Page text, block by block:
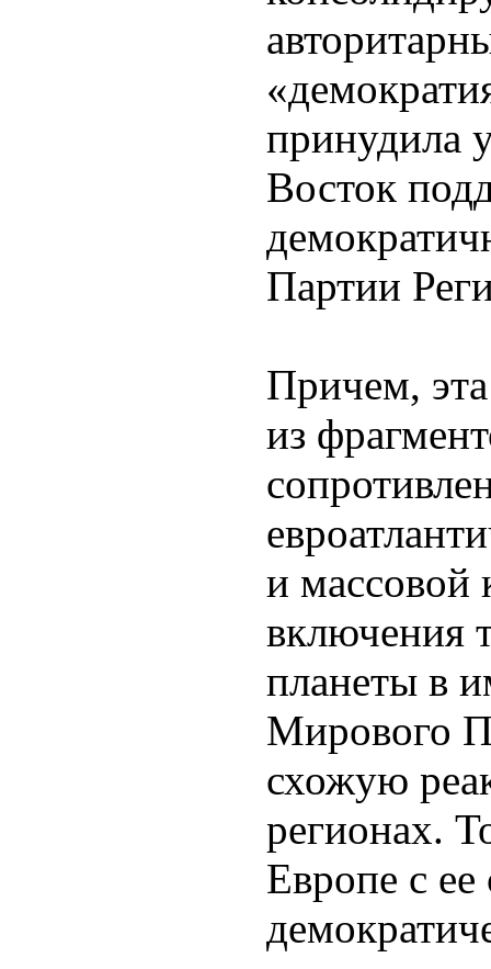
принудила
Восток
Партии
Причем,
из
и массовой
включения
планеты в
Мирового
схожую
регионах.
Европе с